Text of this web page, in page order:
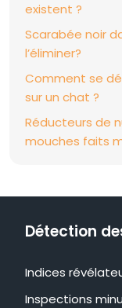
existent ?
Scarabée noir
l’éliminer?
Comment se
sur un chat ?
Réducteurs de
mouches faits
Détection
Indices
Inspections